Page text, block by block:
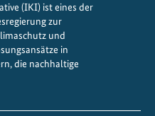
(IKI) ist eines der
zur
und
in
die nachhaltige